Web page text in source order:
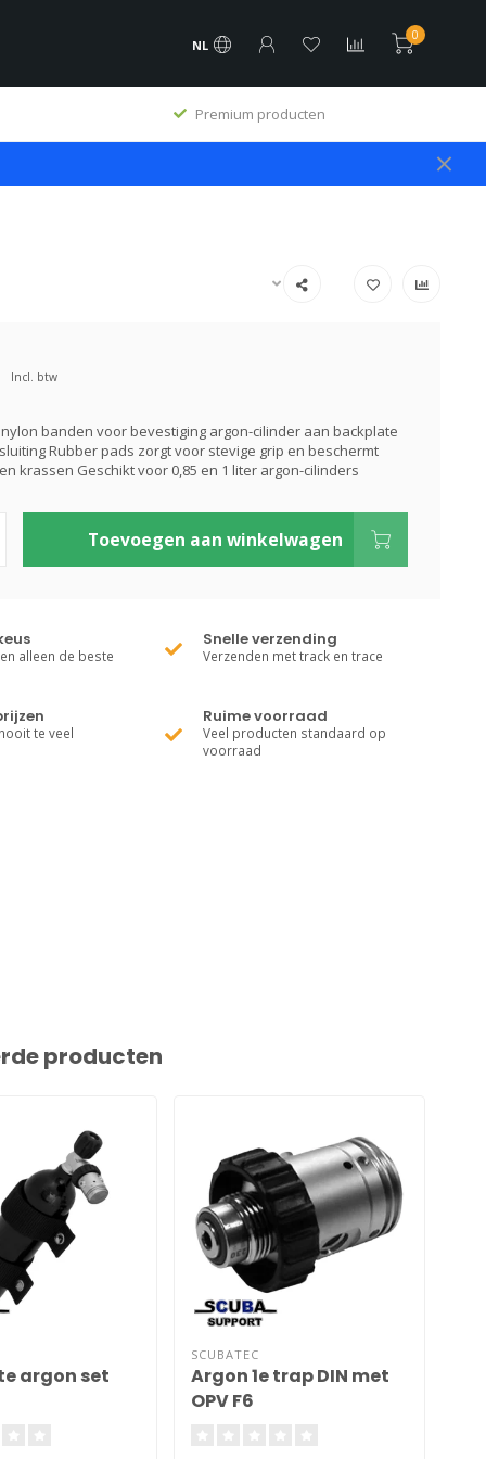
NL
0
Premium producten
Incl. btw
banden voor bevestiging argon-cilinder aan backplate
Rubber pads zorgt voor stevige grip en beschermt
krassen Geschikt voor 0,85 en 1 liter argon-cilinders
Toevoegen aan winkelwagen
alleen de beste
Snelle verzending
Verzenden met track en trace
te veel
Ruime voorraad
Veel producten standaard op
voorraad
producten
argon set
SCUBATEC
Argon 1e trap DIN met
OPV F6